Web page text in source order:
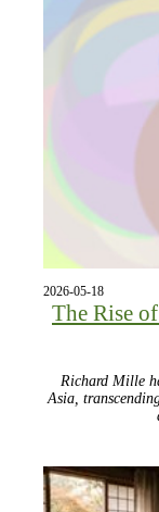
2026-05-18
The Rise
Richard Mille
Asia,